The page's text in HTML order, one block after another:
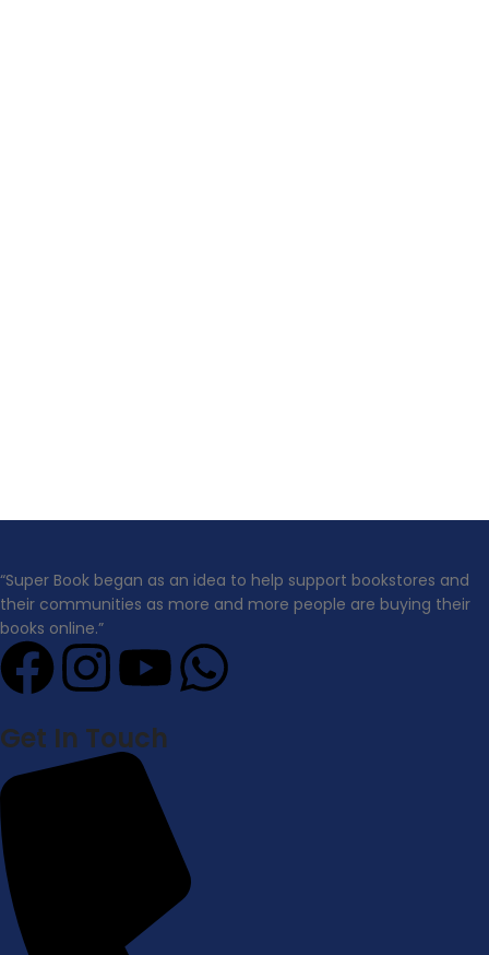
“Super Book began as an idea to help support bookstores and
their communities as more and more people are buying their
books online.”
Get In Touch